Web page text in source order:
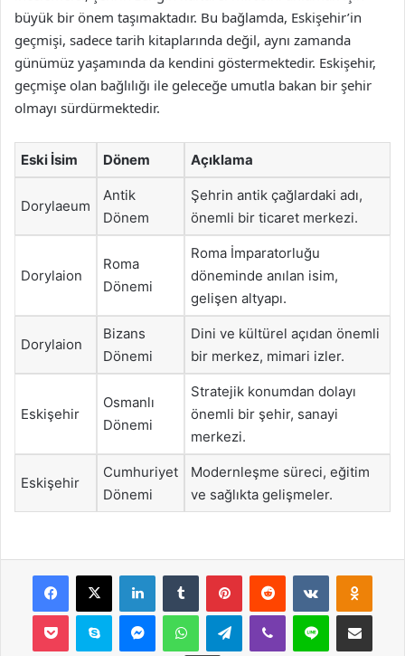
büyük bir önem taşımaktadır. Bu bağlamda, Eskişehir’in
geçmişi, sadece tarih kitaplarında değil, aynı zamanda
günümüz yaşamında da kendini göstermektedir. Eskişehir,
geçmişe olan bağlılığı ile geleceğe umutla bakan bir şehir
olmayı sürdürmektedir.
Eski İsim Dönem Açıklama
Dorylaeum
Antik
Dönem
Şehrin antik çağlardaki adı,
önemli bir ticaret merkezi.
Dorylaion
Roma
Dönemi
Roma İmparatorluğu
döneminde anılan isim,
gelişen altyapı.
Dorylaion
Bizans
Dönemi
Dini ve kültürel açıdan önemli
bir merkez, mimari izler.
Eskişehir
Osmanlı
Dönemi
Stratejik konumdan dolayı
önemli bir şehir, sanayi
merkezi.
Eskişehir
Cumhuriyet
Dönemi
Modernleşme süreci, eğitim
ve sağlıkta gelişmeler.
Facebook
X LinkedInTumblr PinterestReddit VKontakte
Pocket Skype MessengerWhatsAppTelegramViber Line E-Posta ile